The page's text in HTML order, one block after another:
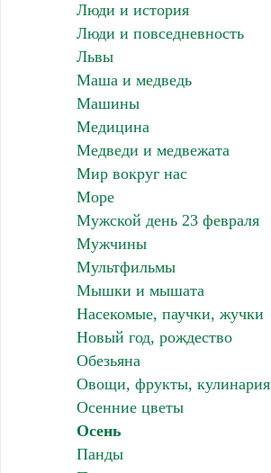
Люди и история
Люди и повседневность
Львы
Маша и медведь
Машины
Медицина
Медведи и медвежата
Мир вокруг нас
Море
Мужской день 23 февраля
Мужчины
Мультфильмы
Мышки и мышата
Насекомые, паучки, жучки
Новый год, рождество
Обезьяна
Овощи, фрукты, кулинария
Осенние цветы
Осень
Панды